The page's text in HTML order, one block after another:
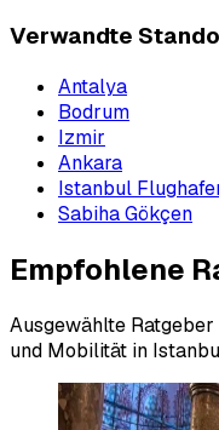
Verwandte
Antalya
Bodrum
Izmir
Ankara
Istanbul
Sabiha Gökçen
Empfohlene
Ausgewählte
und Mobilität in